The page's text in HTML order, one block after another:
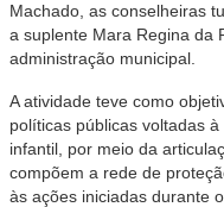
Machado, as conselheiras
a suplente Mara Regina da
administração municipal.
A atividade teve como
políticas públicas voltadas
infantil, por meio da
compõem a rede de
às ações iniciadas durante